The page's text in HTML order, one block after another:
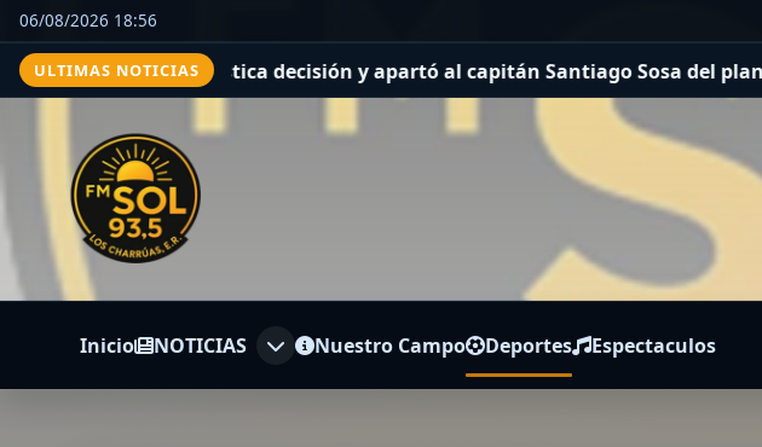
06/08/2026 18:56
ULTIMAS NOTICIAS
y apartó al capitán Santiago Sosa del plantel Crisis en la FIFA: la
Inicio NOTICIAS Nuestro Campo Deportes Espectaculos